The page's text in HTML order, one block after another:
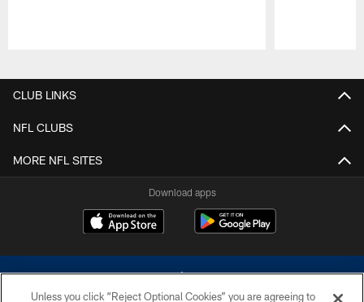
CLUB LINKS
NFL CLUBS
MORE NFL SITES
Download apps
Unless you click “Reject Optional Cookies” you are agreeing to